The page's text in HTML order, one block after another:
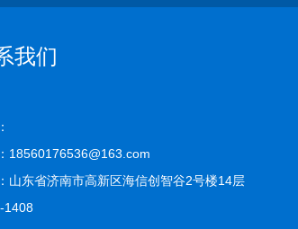
我们
18560176536@163.com
山东省济南市高新区海信创智谷2号楼14层
1408